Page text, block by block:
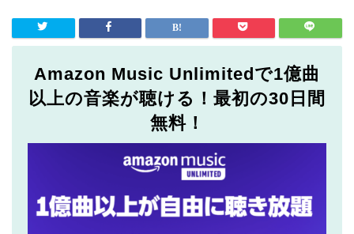
Amazon Music Unlimitedで1億曲
以上の音楽が聴ける！最初の30日間
無料！